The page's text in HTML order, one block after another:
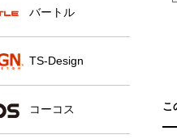
バートル
TS-Design
コーコス こ